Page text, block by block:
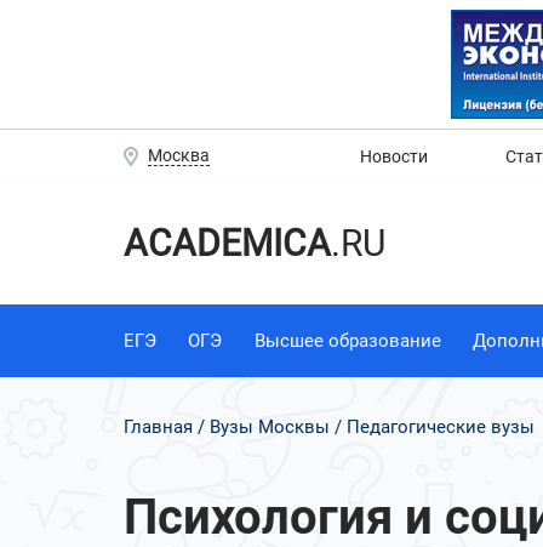
Москва Новости
ACADEMICA.RU
ЕГЭ ОГЭ Высшее образование
Главная Вузы Москвы Педагогические вузы
Психология и